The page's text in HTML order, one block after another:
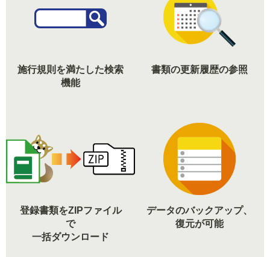
施行規則を満たした検索
機能
書類の更新履歴の参照
登録書類をZIPファイル
で
一括ダウンロード
データのバックアップ、
復元が可能